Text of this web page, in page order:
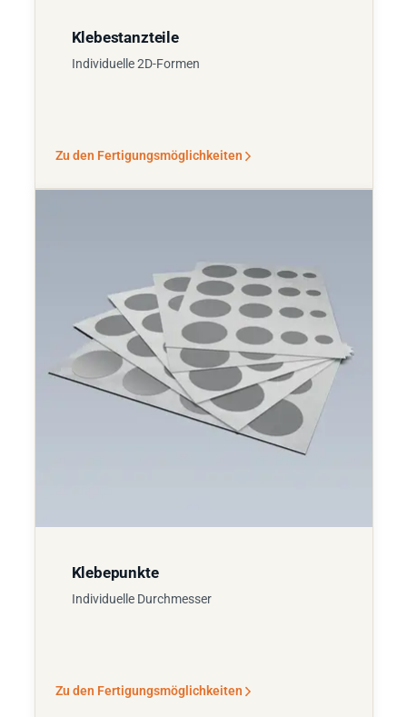
Klebestanzteile
Individuelle 2D-Formen
Zu den Fertigungsmöglichkeiten
Klebepunkte
Individuelle Durchmesser
Zu den Fertigungsmöglichkeiten